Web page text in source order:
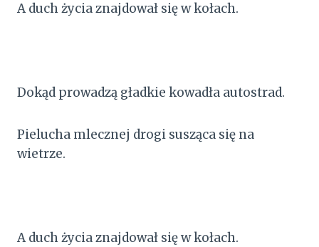
A duch życia znajdował się w kołach.
Dokąd prowadzą gładkie kowadła autostrad.
Pielucha mlecznej drogi susząca się na
wietrze.
A duch życia znajdował się w kołach.